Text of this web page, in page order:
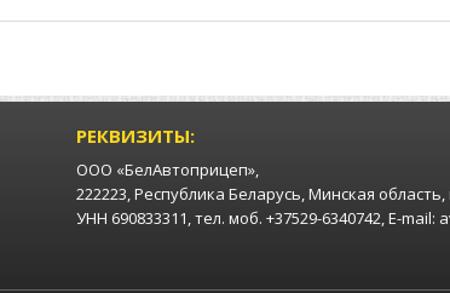
РЕКВИЗИТЫ:
ООО «БелАвтоприцеп»,
222223, Республика Беларусь, Минская
УНН 690833311, тел. моб. +37529-6340742, E-mail: